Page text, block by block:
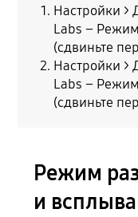
Настройки >
Labs –
(сдвиньте
Настройки >
Labs –
(сдвиньте
Режим
и